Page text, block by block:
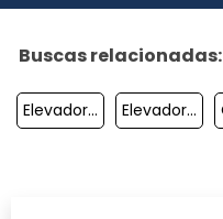
Buscas relacionadas:
Elevador Monta Carga Residencial Elevadores Para Deficientes Físicos Preço